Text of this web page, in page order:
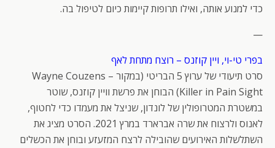
כדי למנוע אותה, ואילו תרופות קיימות כיום לטיפול בה.
—
בפרי טי-וי, ויין קוזנס – רוצח מתחת לאף
סרט תיעודי של ערוץ 5 הבריטי (במקור Wayne Couzens –
Killer in Pain Sight) הבוחן את פרשת וויין קוזנס, שוטר
במשטרת המטרופולין של לונדון, שניצל את מעמדו כדי לחטוף,
לאנוס ולרצוח את שרה אברארד במרץ 2021. הסרט מציג את
השתלשלות האירועים שהובילה לרצח המזעזע ובוחן את הכשלים